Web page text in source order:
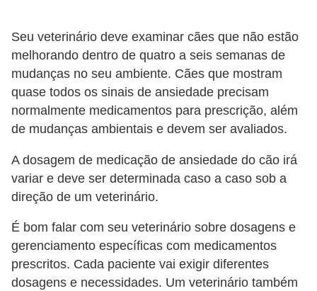
Seu veterinário deve examinar cães que não estão
melhorando dentro de quatro a seis semanas de
mudanças no seu ambiente. Cães que mostram
quase todos os sinais de ansiedade precisam
normalmente medicamentos para prescrição, além
de mudanças ambientais e devem ser avaliados.
A dosagem de medicação de ansiedade do cão irá
variar e deve ser determinada caso a caso sob a
direção de um veterinário.
É bom falar com seu veterinário sobre dosagens e
gerenciamento específicas com medicamentos
prescritos. Cada paciente vai exigir diferentes
dosagens e necessidades. Um veterinário também